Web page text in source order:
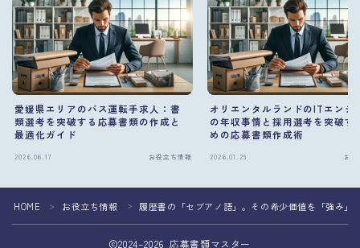
愛媛県エリアのバス運転手求人：書
類選考を突破する応募書類の作成と
最適化ガイド
2026.06.17 お役立ち情報
オリエンタルランドのITエンジ
の年収事情と採用選考を突破す
めの応募書類作成術
2026.01.25 お
HOME ＞ お役立ち情報 ＞ 履歴書の「セブアノ語」。その希少価値を「強み」
2024–2026 応募書類マスター